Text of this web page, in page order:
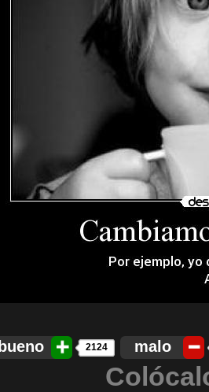
bueno 2124 malo